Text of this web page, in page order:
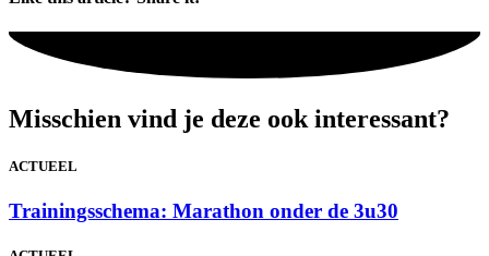
Misschien vind je deze ook interessant?
ACTUEEL
Trainingsschema: Marathon onder de 3u30